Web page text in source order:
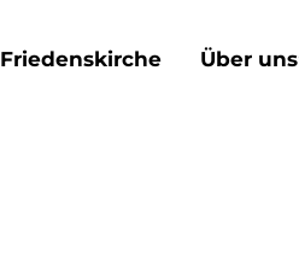
Friedenskirche Über uns